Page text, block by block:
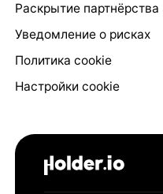
Раскрытие партнёрства
Уведомление о рисках
Политика cookie
Настройки cookie